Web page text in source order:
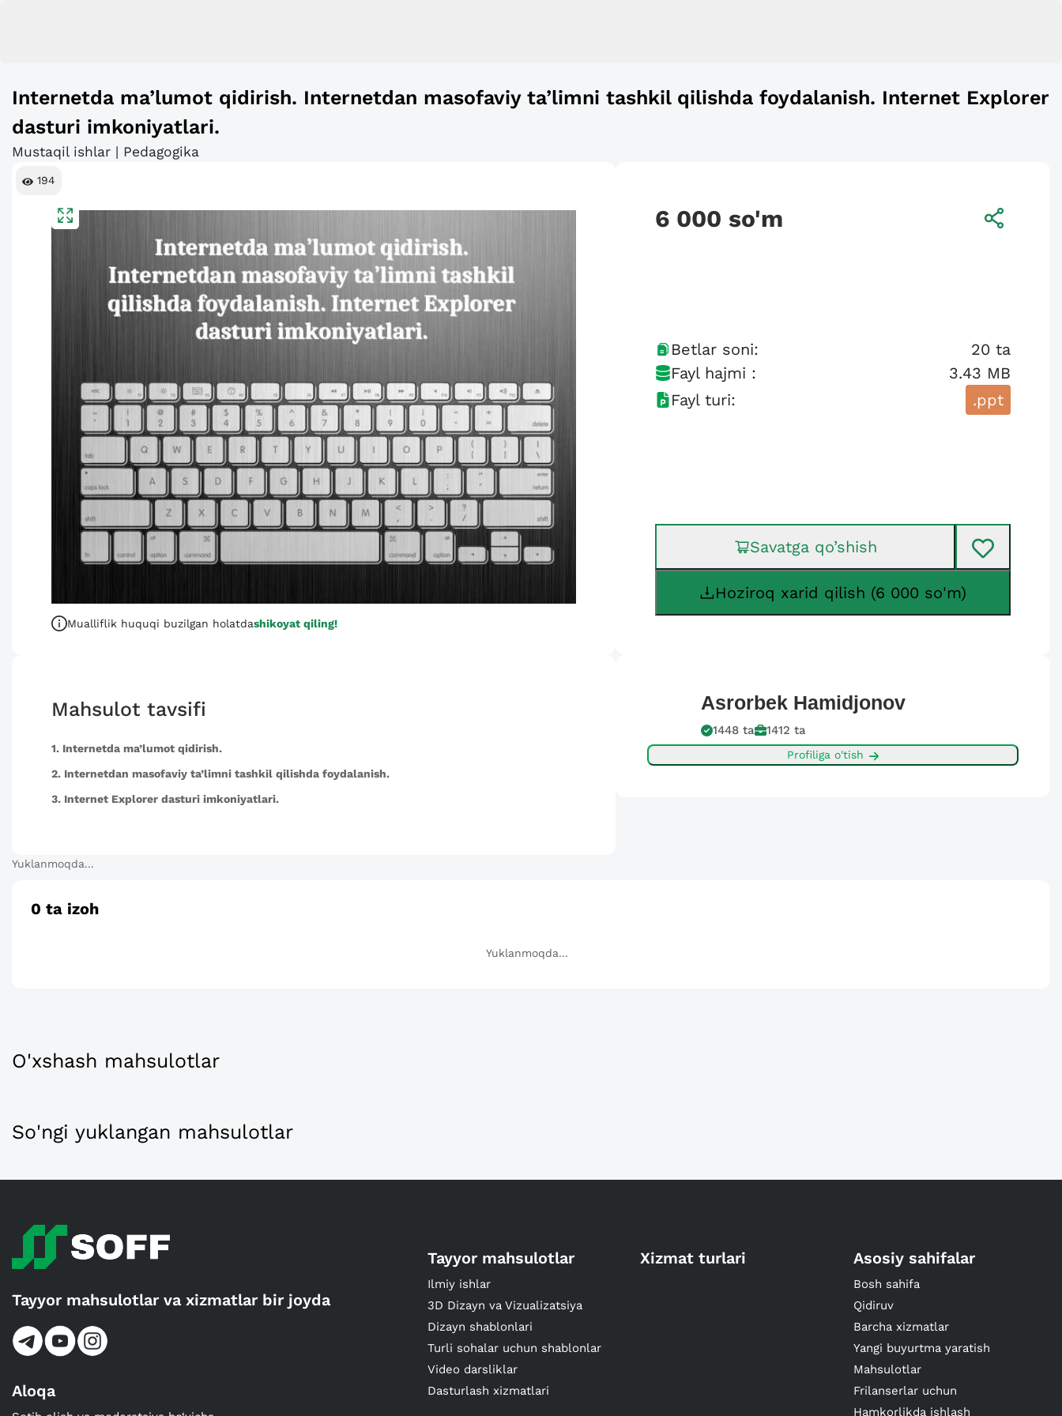
Internetda ma’lumot qidirish. Internetdan masofaviy ta’limni tashkil qilishda foydalanish. Internet Explorer
dasturi imkoniyatlari.
Mustaqil ishlar | Pedagogika
194
Mualliflik huquqi buzilgan holatdashikoyat qiling!
6 000 so'm
Betlar soni: 20 ta
Fayl hajmi :
3.43 MB
Fayl turi:
.ppt
Savatga qo’shish
Hoziroq xarid qilish (6 000 so'm)
Mahsulot tavsifi
1. Internetda ma’lumot qidirish.
2. Internetdan masofaviy ta’limni tashkil qilishda foydalanish.
3. Internet Explorer dasturi imkoniyatlari.
Asrorbek Hamidjonov
1448 ta 1412 ta
Profiliga o'tish
Yuklanmoqda...
0 ta izoh
Yuklanmoqda...
O'xshash mahsulotlar
So'ngi yuklangan mahsulotlar
Tayyor mahsulotlar va xizmatlar bir joyda
Aloqa
Tayyor mahsulotlar
Ilmiy ishlar
3D Dizayn va Vizualizatsiya
Dizayn shablonlari
Turli sohalar uchun shablonlar
Video darsliklar
Dasturlash xizmatlari
Xizmat turlari Asosiy sahifalar
Bosh sahifa
Qidiruv
Barcha xizmatlar
Yangi buyurtma yaratish
Mahsulotlar
Frilanserlar uchun
Hamkorlikda ishlash